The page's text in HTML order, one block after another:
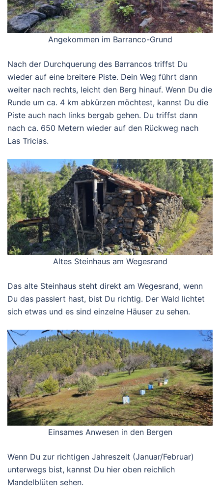
Angekommen im Barranco-Grund
Nach der Durchquerung des Barrancos triffst Du
wieder auf eine breitere Piste. Dein Weg führt dann
weiter nach rechts, leicht den Berg hinauf. Wenn Du die
Runde um ca. 4 km abkürzen möchtest, kannst Du die
Piste auch nach links bergab gehen. Du triffst dann
nach ca. 650 Metern wieder auf den Rückweg nach
Las Tricias.
Altes Steinhaus am Wegesrand
Das alte Steinhaus steht direkt am Wegesrand, wenn
Du das passiert hast, bist Du richtig. Der Wald lichtet
sich etwas und es sind einzelne Häuser zu sehen.
Einsames Anwesen in den Bergen
Wenn Du zur richtigen Jahreszeit (Januar/Februar)
unterwegs bist, kannst Du hier oben reichlich
Mandelblüten sehen.